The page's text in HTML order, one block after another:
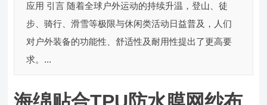
应用 引言 随着全球户外运动的持续升温，登山、徒
步、骑行、滑雪等极限与休闲类活动日益普及，人们
对户外装备的功能性、舒适性及耐用性提出了更高要
求。...